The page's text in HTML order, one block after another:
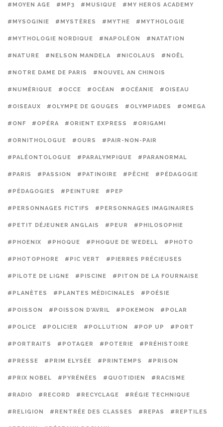
#MOYEN AGE #MP3 #MUSIQUE #MY HEROS ACADEMY
#MYSOGINIE #MYSTÈRES #MYTHE #MYTHOLOGIE
#MYTHOLOGIE NORDIQUE #NAPOLÉON #NATATION
#NATURE #NELSON MANDELA #NICOLAUS #NOËL
#NOTRE DAME DE PARIS #NOUVEL AN CHINOIS
#NUMÉRIQUE #OCCE #OCÉAN #OCÉANIE #OISEAU
#OISEAUX #OLYMPE DE GOUGES #OLYMPIADES #OMEGA
#ONF #OPÉRA #ORIENT EXPRESS #ORIGAMI
#ORNITHOLOGUE #OURS #PAIR-NON-PAIR
#PALÉONTOLOGUE #PARALYMPIQUE #PARANORMAL
#PARIS #PASSION #PATINOIRE #PÊCHE #PÉDAGOGIE
#PÉDAGOGIES #PEINTURE #PEP
#PERSONNAGES FICTIFS #PERSONNAGES IMAGINAIRES
#PETIT DÉJEUNER ANGLAIS #PEUR #PHILOSOPHIE
#PHOENIX #PHOQUE #PHOQUE DE WEDELL #PHOTO
#PHOTOPHORE #PIC VERT #PIERRES PRÉCIEUSES
#PILOTE DE LIGNE #PISCINE #PITON DE LA FOURNAISE
#PLANÈTES #PLANTES MÉDICINALES #POÉSIE
#POISSON #POISSON D'AVRIL #POKEMON #POLAR
#POLICE #POLICIER #POLLUTION #POP UP #PORT
#PORTRAITS #POTAGER #POTERIE #PRÉHISTOIRE
#PRESSE #PRIM ELYSÉE #PRINTEMPS #PRISON
#PRIX NOBEL #PYRÉNÉES #QUOTIDIEN #RACISME
#RADIO #RECORD #RECYCLAGE #RÉGIE TECHNIQUE
#RELIGION #RENTRÉE DES CLASSES #REPAS #REPTILES